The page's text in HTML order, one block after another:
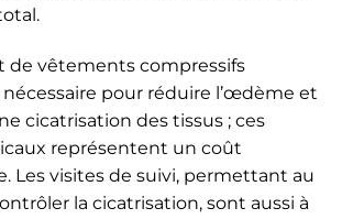
de vêtements compressifs
pour réduire l’œdème et
cicatrisation des tissus ; ces
représentent un coût
Les visites de suivi, permettant au
la cicatrisation, sont aussi à